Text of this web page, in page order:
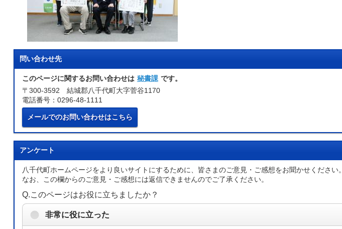
問い合わせ先
このページに関するお問い合わせは 秘書課 です。
〒300-3592 結城郡八千代町大字菅谷1170
電話番号：0296-48-1111
メールでのお問い合わせはこちら
アンケート
八千代町ホームページをより良いサイトにするために、皆さまのご意見・ご感想をお聞かせください。
なお、この欄からのご意見・ご感想には返信できませんのでご了承ください。
Q.このページはお役に立ちましたか？
非常に役に立った